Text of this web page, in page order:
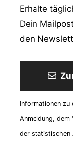
Erhalte
Dein
den
Informationen zu
Anmeldung, dem
der statistischen